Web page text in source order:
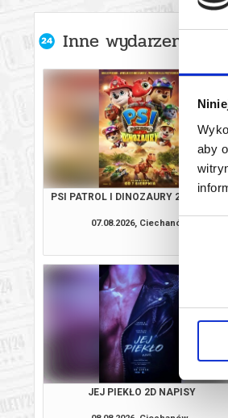
aby
Wybór
Inne wydarzenia
PSI PATROL I DINOZAURY 2D DUBBING
07.08.2026, Ciechanów
JEJ PIEKŁO 2D NAPISY